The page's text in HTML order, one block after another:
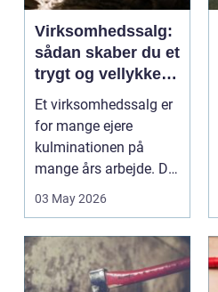
Virksomhedssalg:
sådan skaber du et
trygt og vellykket
salg
Et virksomhedssalg er
for mange ejere
kulminationen på
mange års arbejde. Det
kan være en planlagt
03 May 2026